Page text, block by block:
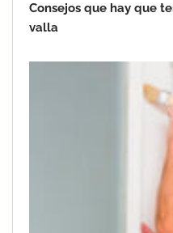
Consejos que hay que
valla